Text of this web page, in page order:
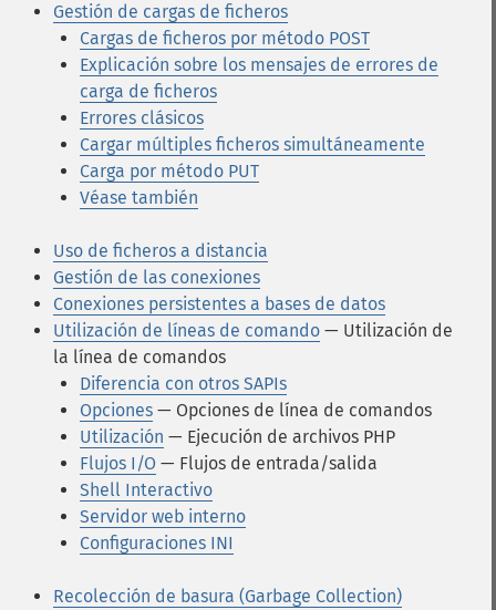
Gestión de cargas de ficheros
Cargas de ficheros por método POST
Explicación sobre los mensajes de errores de
carga de ficheros
Errores clásicos
Cargar múltiples ficheros simultáneamente
Carga por método PUT
Véase también
Uso de ficheros a distancia
Gestión de las conexiones
Conexiones persistentes a bases de datos
Utilización de líneas de comando — Utilización de
la línea de comandos
Diferencia con otros SAPIs
Opciones — Opciones de línea de comandos
Utilización — Ejecución de archivos PHP
Flujos I/O — Flujos de entrada/salida
Shell Interactivo
Servidor web interno
Configuraciones INI
Recolección de basura (Garbage Collection)